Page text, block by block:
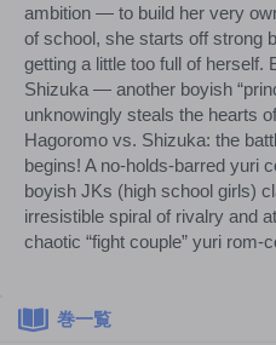
ambition — to build her very
of school, she starts off strong
getting a little too full of herself.
Shizuka — another boyish
unknowingly steals the hearts
Hagoromo vs. Shizuka: the
begins! A no-holds-barred yuri
boyish JKs (high school girls)
irresistible spiral of rivalry and
chaotic “fight couple” yuri rom-
巻一覧